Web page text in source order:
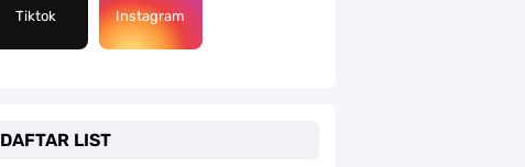
Tiktok Instagram
DAFTAR LIST